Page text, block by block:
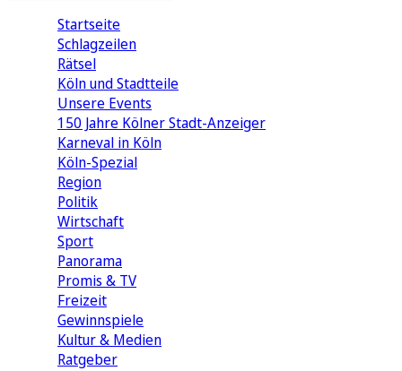
Startseite
Schlagzeilen
Rätsel
Köln und Stadtteile
Unsere Events
150 Jahre Kölner Stadt-Anzeiger
Karneval in Köln
Köln-Spezial
Region
Politik
Wirtschaft
Sport
Panorama
Promis & TV
Freizeit
Gewinnspiele
Kultur & Medien
Ratgeber